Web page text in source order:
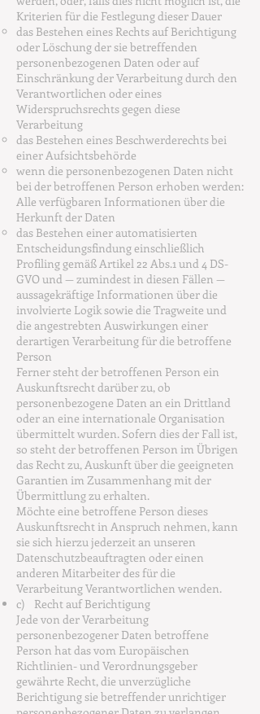
Kriterien für die Festlegung dieser Dauer
das Bestehen eines Rechts auf Berichtigung
oder Löschung der sie betreffenden
personenbezogenen Daten oder auf
Einschränkung der Verarbeitung durch den
Verantwortlichen oder eines
Widerspruchsrechts gegen diese
Verarbeitung
das Bestehen eines Beschwerderechts bei
einer Aufsichtsbehörde
wenn die personenbezogenen Daten nicht
bei der betroffenen Person erhoben werden:
Alle verfügbaren Informationen über die
Herkunft der Daten
das Bestehen einer automatisierten
Entscheidungsfindung einschließlich
Profiling gemäß Artikel 22 Abs.1 und 4 DS-
GVO und — zumindest in diesen Fällen —
aussagekräftige Informationen über die
involvierte Logik sowie die Tragweite und
die angestrebten Auswirkungen einer
derartigen Verarbeitung für die betroffene
Person
Ferner steht der betroffenen Person ein
Auskunftsrecht darüber zu, ob
personenbezogene Daten an ein Drittland
oder an eine internationale Organisation
übermittelt wurden. Sofern dies der Fall ist,
so steht der betroffenen Person im Übrigen
das Recht zu, Auskunft über die geeigneten
Garantien im Zusammenhang mit der
Übermittlung zu erhalten.
Möchte eine betroffene Person dieses
Auskunftsrecht in Anspruch nehmen, kann
sie sich hierzu jederzeit an unseren
Datenschutzbeauftragten oder einen
anderen Mitarbeiter des für die
Verarbeitung Verantwortlichen wenden.
c) Recht auf Berichtigung
Jede von der Verarbeitung
personenbezogener Daten betroffene
Person hat das vom Europäischen
Richtlinien- und Verordnungsgeber
gewährte Recht, die unverzügliche
Berichtigung sie betreffender unrichtiger